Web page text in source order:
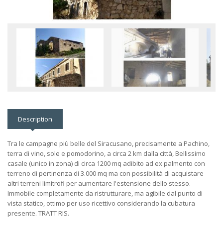
Description
Tra le campagne più belle del Siracusano, precisamente a Pachino,
terra di vino, sole e pomodorino, a circa 2 km dalla città, Bellissimo
casale (unico in zona) di circa 1200 mq adibito ad ex palmento con
terreno di pertinenza di 3.000 mq ma con possibilità di acquistare
altri terreni limitrofi per aumentare l'estensione dello stesso.
Immobile completamente da ristrutturare, ma agibile dal punto di
vista statico, ottimo per uso ricettivo considerando la cubatura
presente. TRATT RIS.